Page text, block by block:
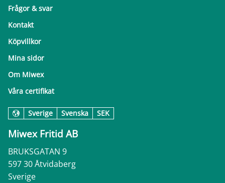
Frågor & svar
Kontakt
Köpvillkor
Mina sidor
Om Miwex
Våra certifikat
Sverige Svenska SEK
Miwex Fritid AB
BRUKSGATAN 9
597 30 Åtvidaberg
Sverige